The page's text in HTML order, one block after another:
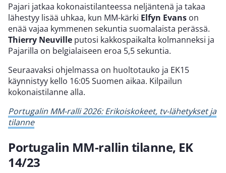
Pajari jatkaa kokonaistilanteessa neljäntenä ja takaa
lähestyy lisää uhkaa, kun MM-kärki Elfyn Evans on
enää vajaa kymmenen sekuntia suomalaista perässä.
Thierry Neuville putosi kakkospaikalta kolmanneksi ja
Pajarilla on belgialaiseen eroa 5,5 sekuntia.
Seuraavaksi ohjelmassa on huoltotauko ja EK15
käynnistyy kello 16:05 Suomen aikaa. Kilpailun
kokonaistilanne alla.
Portugalin MM-ralli 2026: Erikoiskokeet, tv-lähetykset ja
tilanne
Portugalin MM-rallin tilanne, EK
14/23